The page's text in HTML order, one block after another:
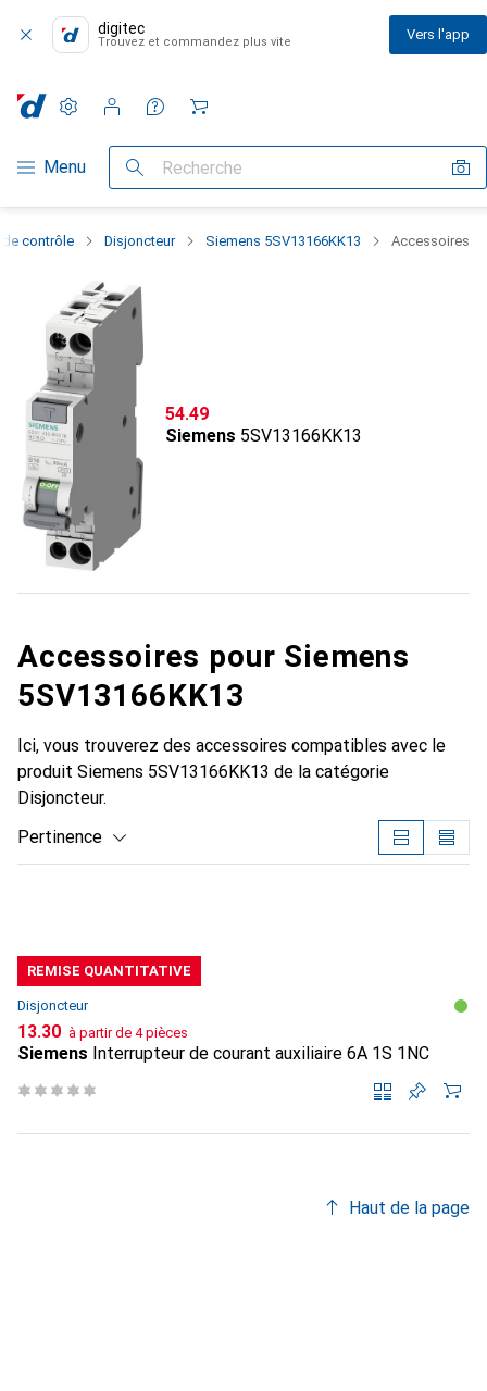
digitec
Trouvez et commandez plus vite Vers l'app
Navigation par catégorie
Menu Recherche
Paramètres
Compte client
Listes de comparaison
Listes d'envies
Panier
contrôle Disjoncteur Siemens 5SV13166KK13 Accessoires
CHF
54.49
Siemens 5SV13166KK13
Accessoires pour Siemens
5SV13166KK13
Ici, vous trouverez des accessoires compatibles avec le
produit Siemens 5SV13166KK13 de la catégorie
Disjoncteur.
Pertinence
REMISE QUANTITATIVE
Disjoncteur
CHF
13.30 à partir de 4 pièces
Siemens Interrupteur de courant auxiliaire 6A 1S 1NC
Haut de la page